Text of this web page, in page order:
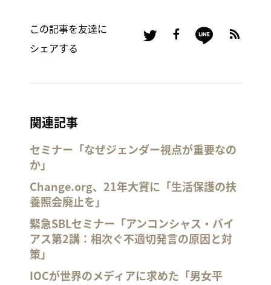
この記事を友達に
シェアする
関連記事
セミナー「なぜジェンダー視点が重要なの
か」
Change.org、21年大賞に「生活保護の扶
養照会廃止を」
緊急SBLセミナー「アンコンシャス・バイ
アス第2講：相次ぐ不適切発言の原因と対
策」
IOCが世界のメディアに求めた「男女平